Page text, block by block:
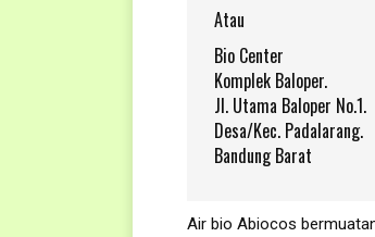
Atau
Bio Center
Komplek Baloper.
Jl. Utama Baloper No.1.
Desa/Kec. Padalarang.
Bandung Barat
Air bio Abiocos